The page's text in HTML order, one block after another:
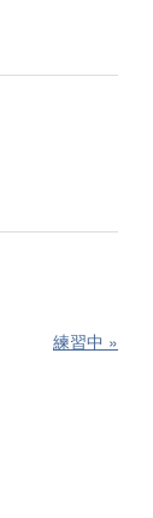
練習中 »